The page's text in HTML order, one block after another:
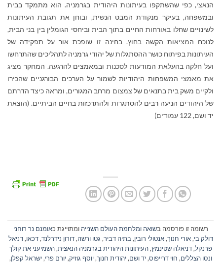
הנאצי, כפי שהשתקפו בעיתונות היהודית בגרמניה. הוא מתמקד בבית
ובמשפחה, בעיקר מנקודת המבט הנשית, ובוחן את תגובת העיתונות
לשינויים שחלו באורחות החיים בתוך הבית וביחסי הגומלין בין בני הבית,
לנוכח המציאות הקשה בחוץ. בחינה זו שופכת אור על תפקידה של
העיתונות בפיתוח כושר ההסתגלות של יהודי גרמניה לתהליכים שהתרחשו
ועל חלקה בהעלאת המודעות לסכנות ובמאמצים להרגעה. המחקר מציג
את מאמצי המשפחות היהודיות לשמור על הערכים הבורגניים שהכירו
ולקיים משק בית בתנאים של צמצום מרחב המגורים, ומראה כיצד הדרתם
של היהודים הניעה רבים להסתגרות ולהתרכזות בחיים הביתיים. (הוצאת
יד ושם, 122 עמודים)
רשומה זו פורסמה בשואה ומלחמת העולם השנייה ומתוייגת כאומנם נר רוחני
דולק בי,אורי חנוך,אנטולי רובין, בתיה דביר, גטו ורשה,דורון נידרלנד,דכאו,דניאל
פרנקל,דניאלה שטינמץ,העיתונות היהודית בגרמניה הנאצית,השמיעני את קולך
ונסו הצללים, חוי דרייפוס,יד ושם,יהודית חנוך,יוסף גוזיק,יורם פרי,ישראל קפלן,